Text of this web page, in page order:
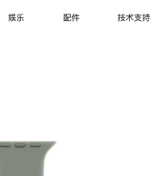
娱乐 配件 技术支持